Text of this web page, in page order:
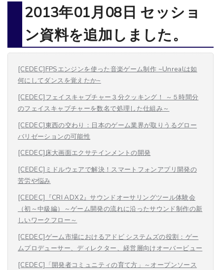
2013年01月08日 セッショ
ン資料を追加しました。
[CEDEC]FPSエンジンを使った音楽ゲーム制作 ~Unrealは如
何にしてダンスを覚えたか~
[CEDEC]フェイスキャプチャー３分クッキング！ ～５時間分
のフェイスキャプチャーを数名で処理した仕組み～
[CEDEC]東西の交わり：日本のゲーム業界が取りうるグロー
バリゼーションの可能性
[CEDEC]床大画面エクサテインメントの開発
[CEDEC]ミドルウェアで解決！スマートフォンアプリ開発の
苦労や悩み
[CEDEC]『CRI ADX2』サウンドオーサリングツール体験会
（初～中級編）～ゲーム開発の流れに沿ったサウンド制作の新
しいワークフロー～
[CEDEC]ゲーム市場におけるアドビ システムズの役割：ゲー
ムプロデューサー、ディレクター、経営層向けオーバービュー
[CEDEC]「開発者コミュニティの育て方」～オープンソース